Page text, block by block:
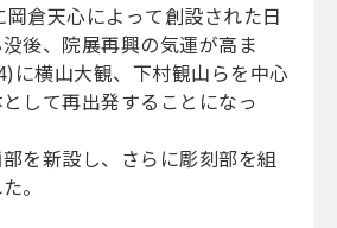
倉天心によって創設された日
後、院展再興の気運が高ま
に横山大観、下村観山らを中心
して再出発することになっ
を新設し、さらに彫刻部を組
。